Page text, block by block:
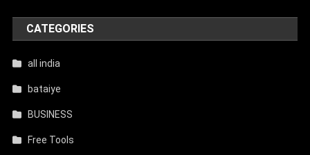
CATEGORIES
all india
bataiye
BUSINESS
Free Tools